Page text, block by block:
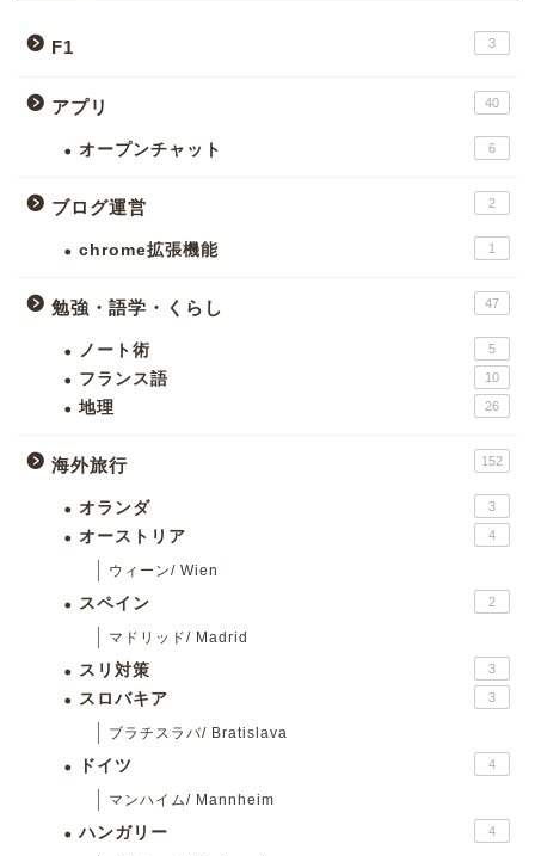
F1 3
アプリ 40
オープンチャット 6
ブログ運営 2
chrome拡張機能 1
勉強・語学・くらし 47
ノート術 5
フランス語 10
地理 26
海外旅行 152
オランダ 3
オーストリア 4
ウィーン/ Wien
スペイン 2
マドリッド/ Madrid
スリ対策 3
スロバキア 3
ブラチスラバ/ Bratislava
ドイツ 4
マンハイム/ Mannheim
ハンガリー 4